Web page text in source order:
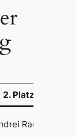
2. Platz
Radu